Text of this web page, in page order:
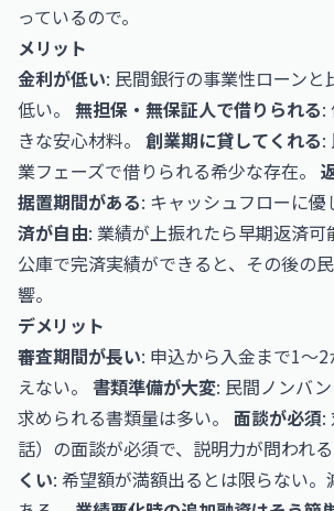
っているので。
メリット
金利が低い: 民間銀行の事業性ローンと
低い。 無担保・無保証人で借りられる:
きな安心材料。 創業期に貸してくれる:
業フェーズで借りられる希少な存在。
据置期間がある: キャッシュフローに優
済が自由: 業績が上振れたら早期返済可
公庫で完済実績ができると、その後の
響。
デメリット
審査期間が長い: 申込から入金まで1〜
えない。 書類準備が大変: 民間ノンバン
求められる書類量は多い。 面談が必須:
話）の面談が必須で、説明力が問われる
くい: 希望額が満額出るとは限らない。